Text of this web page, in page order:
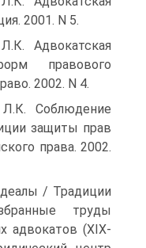
2001. N 5.
Адвокатская
правового
2002. N 4.
Соблюдение
защиты прав
права. 2002.
/ Традиции
труды
адвокатов (XIX-